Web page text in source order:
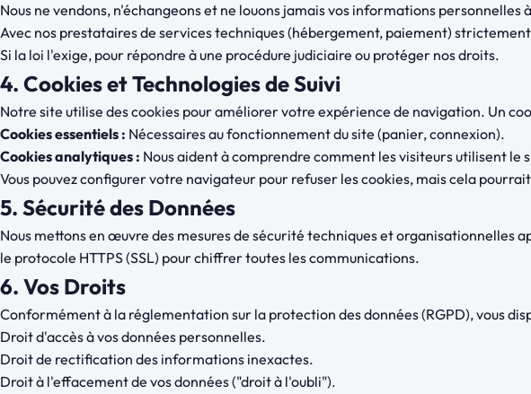
Nous ne vendons, n'échangeons et ne louons jamais vos informations
Avec nos prestataires de services techniques (hébergement, paiement)
Si la loi l'exige, pour répondre à une procédure judiciaire ou protéger nos droits.
4. Cookies et Technologies de Suivi
Notre site utilise des cookies pour améliorer votre expérience de navigation. Un
Cookies essentiels : Nécessaires au fonctionnement du site (panier, connexion).
Cookies analytiques : Nous aident à comprendre comment les visiteurs utilisent le
Vous pouvez configurer votre navigateur pour refuser les cookies, mais cela
5. Sécurité des Données
Nous mettons en œuvre des mesures de sécurité techniques et
le protocole HTTPS (SSL) pour chiffrer toutes les communications.
6. Vos Droits
Conformément à la réglementation sur la protection des données (RGPD), vous
Droit d'accès à vos données personnelles.
Droit de rectification des informations inexactes.
Droit à l'effacement de vos données ("droit à l'oubli").